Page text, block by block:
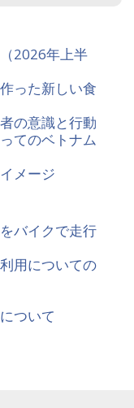
2026年上半
った新しい食
の意識と行動
てのベトナム
メージ
バイクで走行
用についての
ついて